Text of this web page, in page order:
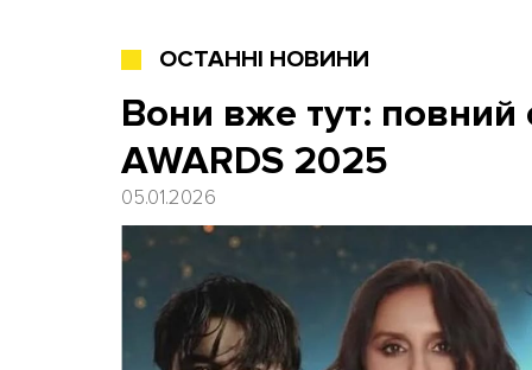
ОСТАННІ НОВИНИ
Вони вже тут: повний
AWARDS 2025
05.01.2026